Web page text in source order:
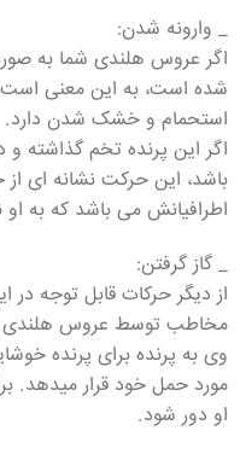
_ وارونه شدن:
اگر عروس هلندی شما به
شده است، به این معنی است
استحمام و خشک شدن دارد.
اگر این پرنده تخم گذاشته
باشد، این حرکت نشانه ای
اطرافیانش می باشد که به
_ گاز گرفتن:
از دیگر حرکات قابل توجه در
مخاطب توسط عروس هلندی
وی به پرنده برای پرنده
مورد حمل خود قرار میدهد.
او دور شود.